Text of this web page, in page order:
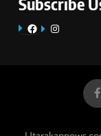
FacebookInstagram